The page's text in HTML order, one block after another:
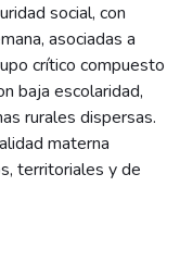
social, con
asociadas a
crítico compuesto
baja escolaridad,
rurales dispersas.
materna
territoriales y de